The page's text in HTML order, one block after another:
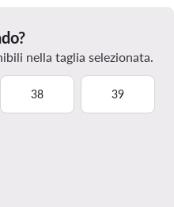
nella taglia selezionata.
38 39